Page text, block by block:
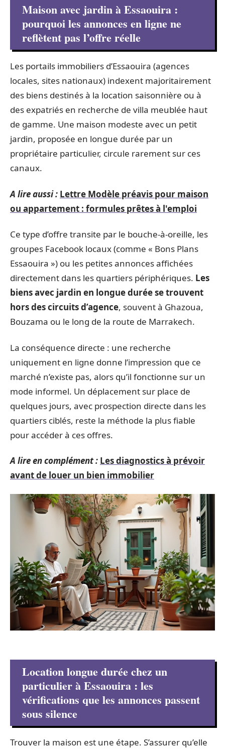
Maison avec jardin à Essaouira :
pourquoi les annonces en ligne ne
reflètent pas l’offre réelle
Les portails immobiliers d’Essaouira (agences
locales, sites nationaux) indexent majoritairement
des biens destinés à la location saisonnière ou à
des expatriés en recherche de villa meublée haut
de gamme. Une maison modeste avec un petit
jardin, proposée en longue durée par un
propriétaire particulier, circule rarement sur ces
canaux.
A lire aussi : Lettre Modèle préavis pour maison
ou appartement : formules prêtes à l'emploi
Ce type d’offre transite par le bouche-à-oreille, les
groupes Facebook locaux (comme « Bons Plans
Essaouira ») ou les petites annonces affichées
directement dans les quartiers périphériques. Les
biens avec jardin en longue durée se trouvent
hors des circuits d’agence, souvent à Ghazoua,
Bouzama ou le long de la route de Marrakech.
La conséquence directe : une recherche
uniquement en ligne donne l’impression que ce
marché n’existe pas, alors qu’il fonctionne sur un
mode informel. Un déplacement sur place de
quelques jours, avec prospection directe dans les
quartiers ciblés, reste la méthode la plus fiable
pour accéder à ces offres.
A lire en complément : Les diagnostics à prévoir
avant de louer un bien immobilier
Location longue durée chez un
particulier à Essaouira : les
vérifications que les annonces passent
sous silence
Trouver la maison est une étape. S’assurer qu’elle